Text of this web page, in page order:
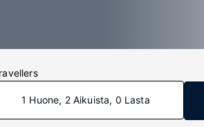
1 Huone, 2 Aikuista, 0 Lasta